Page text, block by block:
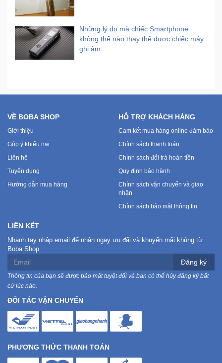
Những lý do mà chiếc Smartphone
không thể nào thay thể được chiếc máy
ghi âm
VỀ BOBA SHOP
Giới thiệu
Góp ý khiếu nại
Liên hệ
Tuyển dụng
Hướng dẫn mua hàng
HỖ TRỢ KHÁCH HÀNG
Cam kết mua hàng online đảm bảo
Chính sách thanh toán
Chính sách đổi trả hoàn tiền
Quy định bảo hành
Chính sách vận chuyển và giao
nhận
Chính sách bảo mật thông tin
LIÊN KẾT
Nhanh tay nhập email để nhận ngay ưu đãi và khuyến mãi khủng từ
Boba Shop
Đăng ký
Thông tin của bạn sẽ được bảo mật tuyệt đối và bạn có thể hủy đăng ký bất
cứ lúc nào.
ĐỐI TÁC VẬN CHUYỂN
PHƯƠNG THỨC THANH TOÁN